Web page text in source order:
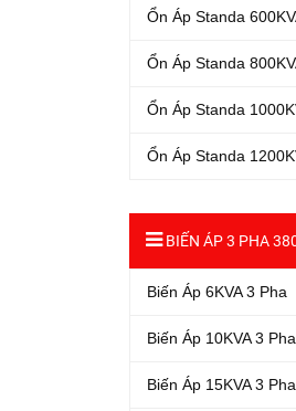
Ổn Áp Standa
Ổn Áp Standa
Ổn Áp Standa
Ổn Áp Standa
BIẾN ÁP 3 PHA
Biến Áp 6KVA 3 Pha
Biến Áp 10KVA 3 Pha
Biến Áp 15KVA 3 Pha